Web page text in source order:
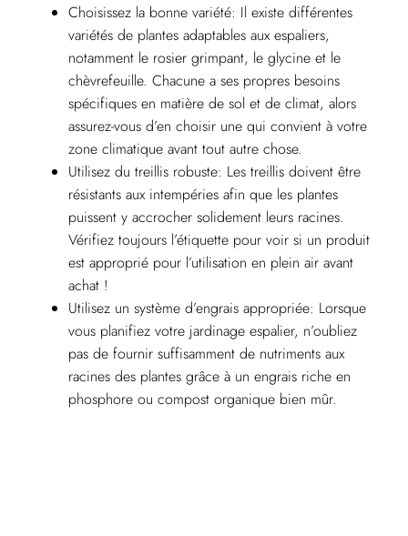
Choisissez la bonne variété: Il existe différentes
variétés de plantes adaptables aux espaliers,
notamment le rosier grimpant, le glycine et le
chèvrefeuille. Chacune a ses propres besoins
spécifiques en matière de sol et de climat, alors
assurez-vous d’en choisir une qui convient à votre
zone climatique avant tout autre chose.
Utilisez du treillis robuste: Les treillis doivent être
résistants aux intempéries afin que les plantes
puissent y accrocher solidement leurs racines.
Vérifiez toujours l’étiquette pour voir si un produit
est approprié pour l’utilisation en plein air avant
achat !
Utilisez un système d’engrais appropriée: Lorsque
vous planifiez votre jardinage espalier, n’oubliez
pas de fournir suffisamment de nutriments aux
racines des plantes grâce à un engrais riche en
phosphore ou compost organique bien mûr.